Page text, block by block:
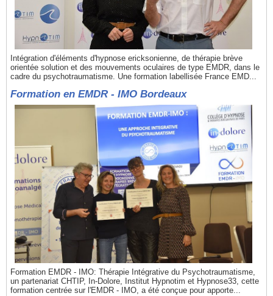
Intégration d'éléments d'hypnose ericksonienne, de thérapie brève
orientée solution et des mouvements oculaires de type EMDR, dans le
cadre du psychotraumatisme. Une formation labellisée France EMD...
Formation en EMDR - IMO Bordeaux
Formation EMDR - IMO: Thérapie Intégrative du Psychotraumatisme,
un partenariat CHTIP, In-Dolore, Institut Hypnotim et Hypnose33, cette
formation centrée sur l'EMDR - IMO, a été conçue pour apporte...